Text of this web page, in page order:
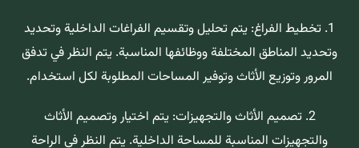
1. تخطيط الفراغ: يتم تحليل وتقسيم الفراغات الداخلية وتحديد
وتحديد المناطق المختلفة ووظائفها المناسبة. يتم النظر في تدفق
المرور وتوزيع الأثاث وتوفير المساحات المطلوبة لكل استخدام.
2. تصميم الأثاث والتجهيزات: يتم اختيار وتصميم الأثاث
والتجهيزات المناسبة للمساحة الداخلية. يتم النظر في الراحة